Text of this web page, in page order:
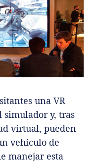
una VR
simulador y, tras
virtual, pueden
vehículo de
manejar esta